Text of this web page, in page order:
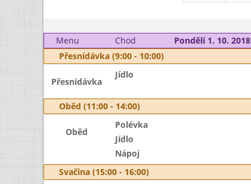
Menu
Chod Pondělí 1. 10. 2018
Přesnídávka (9:00 - 10:00)
Přesnídávka
Jídlo
Oběd (11:00 - 14:00)
Oběd
Polévka
Jídlo
Nápoj
Svačina (15:00 - 16:00)